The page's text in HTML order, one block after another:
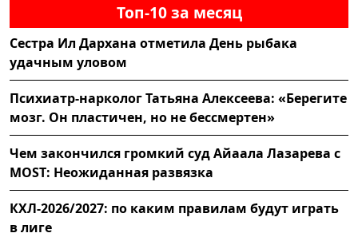
Топ-10 за месяц
Сестра Ил Дархана отметила День рыбака
удачным уловом
Психиатр-нарколог Татьяна Алексеева: «Берегите
мозг. Он пластичен, но не бессмертен»
Чем закончился громкий суд Айаала Лазарева с
MOST: Неожиданная развязка
КХЛ-2026/2027: по каким правилам будут играть
в лиге